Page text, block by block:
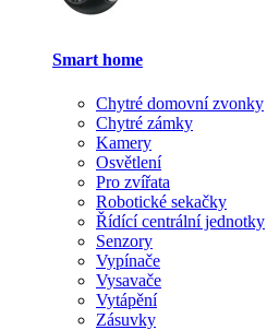
Smart home
Chytré domovní zvonky
Chytré zámky
Kamery
Osvětlení
Pro zvířata
Robotické sekačky
Řídící centrální jednotky
Senzory
Vypínače
Vysavače
Vytápění
Zásuvky